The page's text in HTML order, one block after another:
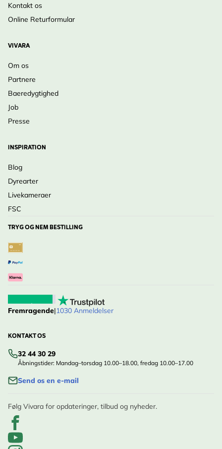
Kontakt os
Online Returformular
VIVARA
Om os
Partnere
Baeredygtighed
Job
Presse
INSPIRATION
Blog
Dyrearter
Livekameraer
FSC
TRYG OG NEM BESTILLING
Fremragende|1030 Anmeldelser
KONTAKT OS
32 44 30 29
Åbningstider: Mandag–torsdag 10.00–18.00, fredag 10.00–17.00
Send os en e-mail
Følg Vivara for opdateringer, tilbud og nyheder.